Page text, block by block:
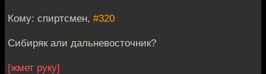
Кому: спиртсмен, #320
Сибиряк али дальневосточник?
[жмет руку]